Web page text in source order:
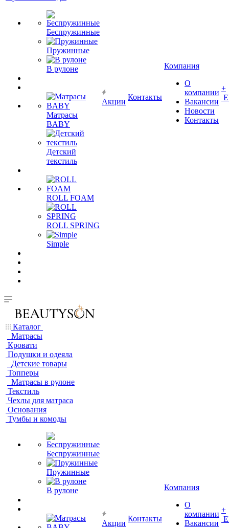
Беспружинные
Пружинные
В рулоне
Матрасы
BABY
Детский
текстиль
ROLL FOAM
ROLL SPRING
Simple
Акции
Контакты
Компания
О
компании
Вакансии
Новости
Контакты
+
Каталог
Матрасы
Кровати
Подушки и одеяла
Детские товары
Топперы
Матрасы в рулоне
Текстиль
Чехлы для матраса
Основания
Тумбы и комоды
Беспружинные
Пружинные
В рулоне
Акции
Контакты
Компания
О
компании
Вакансии
+